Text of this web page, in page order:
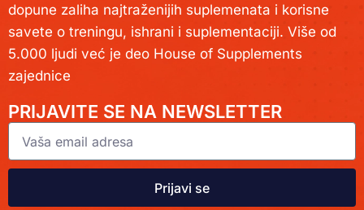
dopune zaliha najtraženijih suplemenata i korisne
savete o treningu, ishrani i suplementaciji. Više od
5.000 ljudi već je deo House of Supplements
zajednice
PRIJAVITE SE NA NEWSLETTER
Prijavi se